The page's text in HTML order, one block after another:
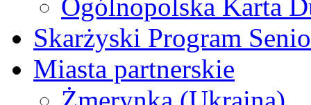
Ogólnopolska Karta
Skarżyski Program
Miasta partnerskie